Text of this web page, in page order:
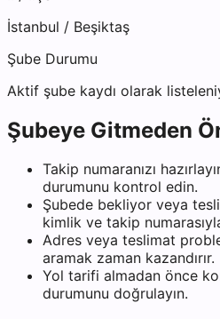
İstanbul / Beşiktaş
Şube Durumu
Aktif şube kaydı olarak
Şubeye Gitmeden
Takip numaranızı
durumunu kontrol edin.
Şubede bekliyor veya
kimlik ve takip
Adres veya teslimat
aramak zaman kazandırır.
Yol tarifi almadan önce
durumunu doğrulayın.